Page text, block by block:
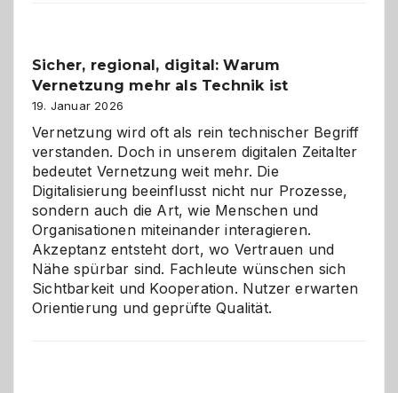
ein
dreifaches
Alaaf!
Sicher, regional, digital: Warum
Vernetzung mehr als Technik ist
19. Januar 2026
Vernetzung wird oft als rein technischer Begriff
verstanden. Doch in unserem digitalen Zeitalter
bedeutet Vernetzung weit mehr. Die
Digitalisierung beeinflusst nicht nur Prozesse,
sondern auch die Art, wie Menschen und
Organisationen miteinander interagieren.
Akzeptanz entsteht dort, wo Vertrauen und
Nähe spürbar sind. Fachleute wünschen sich
Sichtbarkeit und Kooperation. Nutzer erwarten
Orientierung und geprüfte Qualität.